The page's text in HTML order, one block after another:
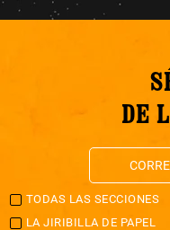
DE
TODAS LAS SECCIONES
LA JIRIBILLA DE PAPEL